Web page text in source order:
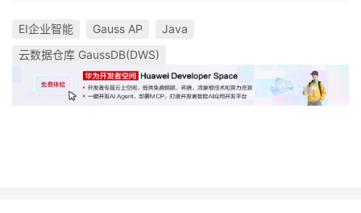
EI企业智能 Gauss AP
Java
云数据仓库 GaussDB(DWS)